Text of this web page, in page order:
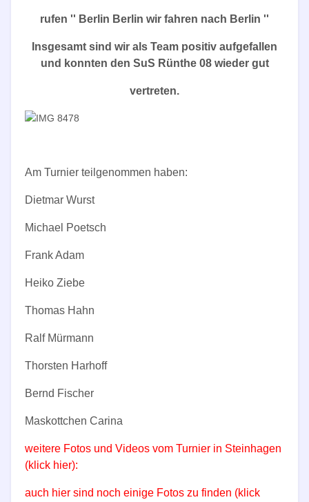
rufen '' Berlin Berlin wir fahren nach Berlin ''
Insgesamt sind wir als Team positiv aufgefallen
und konnten den SuS Rünthe 08 wieder gut
vertreten.
Am Turnier teilgenommen haben:
Dietmar Wurst
Michael Poetsch
Frank Adam
Heiko Ziebe
Thomas Hahn
Ralf Mürmann
Thorsten Harhoff
Bernd Fischer
Maskottchen Carina
weitere Fotos und Videos vom Turnier in Steinhagen
(klick hier):
auch hier sind noch einige Fotos zu finden (klick